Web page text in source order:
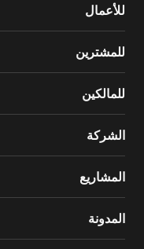
للأعمال
للمشترين
للمالكين
الشركة
المشاريع
المدونة